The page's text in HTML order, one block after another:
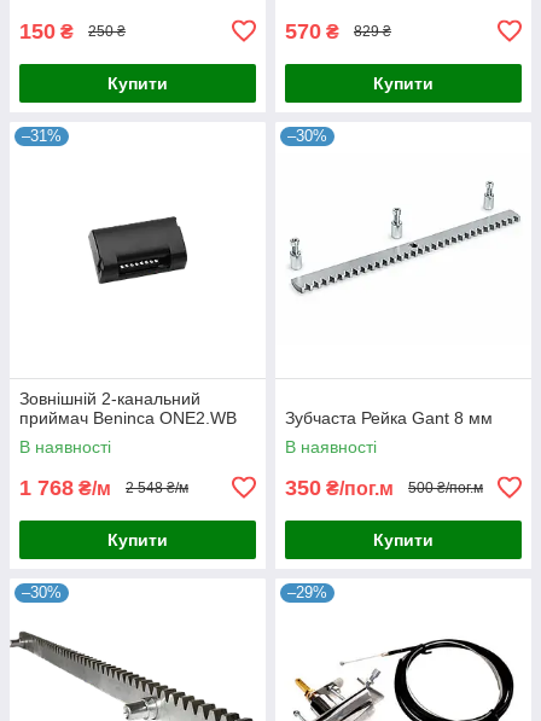
150 ₴ 250 ₴
Купити
570 ₴ 829 ₴
Купити
–31%
Зовнішній 2-канальний
приймач Beninca ONE2.WB
В наявності
1 768 ₴/м 2 548 ₴/м
Купити
–30%
Зубчаста Рейка Gant 8 мм
В наявності
350 ₴/пог.м 500 ₴/пог.м
Купити
–30% –29%